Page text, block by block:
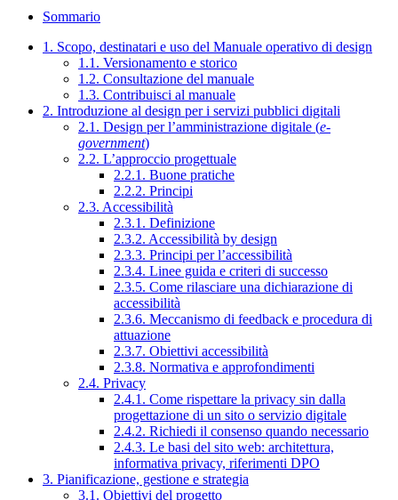
Sommario
1. Scopo, destinatari e uso del Manuale operativo di design
1.1. Versionamento e storico
1.2. Consultazione del manuale
1.3. Contribuisci al manuale
2. Introduzione al design per i servizi pubblici digitali
2.1. Design per l’amministrazione digitale (e-
government)
2.2. L’approccio progettuale
2.2.1. Buone pratiche
2.2.2. Principi
2.3. Accessibilità
2.3.1. Definizione
2.3.2. Accessibilità by design
2.3.3. Principi per l’accessibilità
2.3.4. Linee guida e criteri di successo
2.3.5. Come rilasciare una dichiarazione di
accessibilità
2.3.6. Meccanismo di feedback e procedura di
attuazione
2.3.7. Obiettivi accessibilità
2.3.8. Normativa e approfondimenti
2.4. Privacy
2.4.1. Come rispettare la privacy sin dalla
progettazione di un sito o servizio digitale
2.4.2. Richiedi il consenso quando necessario
2.4.3. Le basi del sito web: architettura,
informativa privacy, riferimenti DPO
3. Pianificazione, gestione e strategia
3.1. Obiettivi del progetto